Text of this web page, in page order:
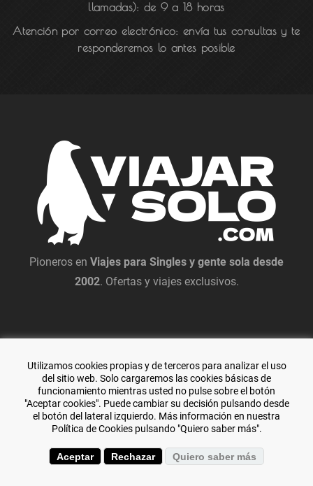
llamadas): de 9 a 18 horas
Atención por correo electrónico: envía tus consultas y te
responderemos lo antes posible
Pioneros en Viajes para Singles y gente sola desde
2002. Ofertas y viajes exclusivos.
Especialistas en viajes de aventura yEl Transiberiano
Utilizamos cookies propias y de terceros para analizar el uso
del sitio web. Solo cargaremos las cookies básicas de
funcionamiento mientras usted no pulse sobre el botón
"Aceptar cookies". Puede cambiar su decisión pulsando desde
el botón del lateral izquierdo. Más información en nuestra
Política de Cookies pulsando "Quiero saber más".
Aceptar Rechazar Quiero saber más